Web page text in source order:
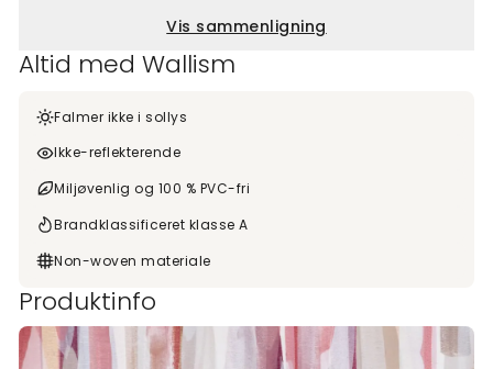
Vis sammenligning
Altid med Wallism
Falmer ikke i sollys
Ikke-reflekterende
Miljøvenlig og 100 % PVC-fri
Brandklassificeret klasse A
Non-woven materiale
Produktinfo